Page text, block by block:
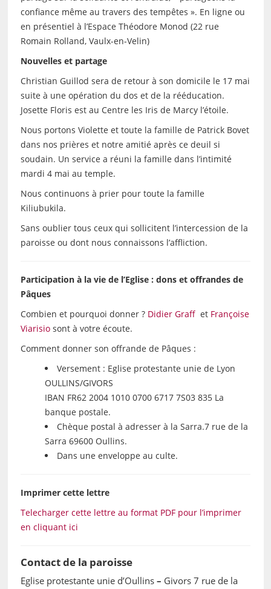
confiance même au travers des tempêtes ». En ligne ou
en présentiel à l’Espace Théodore Monod (22 rue
Romain Rolland, Vaulx-en-Velin)
Nouvelles et partage
Christian Guillod sera de retour à son domicile le 17 mai
suite à une opération du dos et de la rééducation.
Josette Floris est au Centre les Iris de Marcy l’étoile.
Nous portons Violette et toute la famille de Patrick Bovet
dans nos prières et notre amitié après ce deuil si
soudain. Un service a réuni la famille dans l’intimité
mardi 4 mai au temple.
Nous continuons à prier pour toute la famille
Kiliubukila.
Sans oublier tous ceux qui sollicitent l’intercession de la
paroisse ou dont nous connaissons l’affliction.
Participation à la vie de l’Eglise : dons et offrandes de
Pâques
Combien et pourquoi donner ? Didier Graff et Françoise
Viarisiosont à votre écoute.
Comment donner son offrande de Pâques :
Versement : Eglise protestante unie de Lyon
OULLINS/GIVORS
IBAN FR62 2004 1010 0700 6717 7S03 835 La
banque postale.
Chèque postal à adresser à la Sarra.7 rue de la
Sarra 69600 Oullins.
Dans une enveloppe au culte.
Imprimer cette lettre
Telecharger cette lettre au format PDF pour l’imprimer
en cliquant ici
Contact de la paroisse
Eglise protestante unie d’Oullins – Givors 7 rue de la